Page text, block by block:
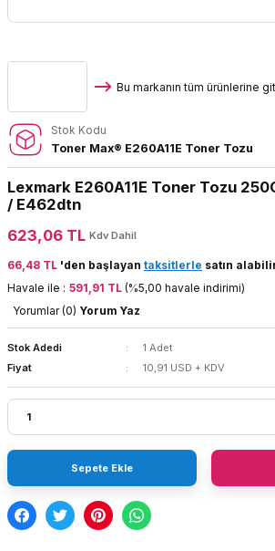
Bu markanın tüm ürünlerine git
Stok Kodu
Toner Max® E260A11E Toner Tozu
Lexmark E260A11E Toner Tozu
/ E462dtn
623,06 TL Kdv Dahil
66,48 TL 'den başlayan taksitlerle satın
Havale ile : 591,91 TL (%5,00 havale indirimi)
Yorumlar (0) Yorum Yaz
Stok Adedi
1 Adet
Fiyat
10,91 USD + KDV
Sepete Ekle